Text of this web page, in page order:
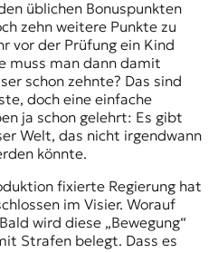
üblichen Bonuspunkten
zehn weitere Punkte zu
vor der Prüfung ein Kind
muss man dann damit
schon zehnte? Das sind
doch eine einfache
ja schon gelehrt: Es gibt
Welt, das nicht irgendwann
könnte.
fixierte Regierung hat
im Visier. Worauf
wird diese „Bewegung“
Strafen belegt. Dass es